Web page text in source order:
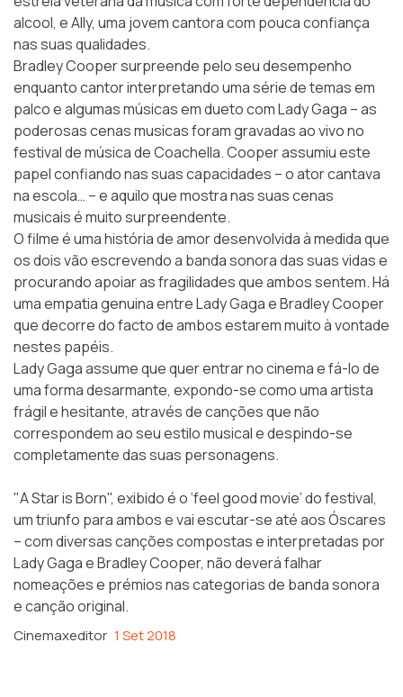
alcool, e Ally, uma jovem cantora com pouca confiança
nas suas qualidades.
Bradley Cooper surpreende pelo seu desempenho
enquanto cantor interpretando uma série de temas em
palco e algumas músicas em dueto com Lady Gaga – as
poderosas cenas musicas foram gravadas ao vivo no
festival de música de Coachella. Cooper assumiu este
papel confiando nas suas capacidades – o ator cantava
na escola… – e aquilo que mostra nas suas cenas
musicais é muito surpreendente.
O filme é uma história de amor desenvolvida à medida que
os dois vão escrevendo a banda sonora das suas vidas e
procurando apoiar as fragilidades que ambos sentem. Há
uma empatia genuina entre Lady Gaga e Bradley Cooper
que decorre do facto de ambos estarem muito à vontade
nestes papéis.
Lady Gaga assume que quer entrar no cinema e fá-lo de
uma forma desarmante, expondo-se como uma artista
frágil e hesitante, através de canções que não
correspondem ao seu estilo musical e despindo-se
completamente das suas personagens.
"A Star is Born", exibido é o ‘feel good movie’ do festival,
um triunfo para ambos e vai escutar-se até aos Óscares
– com diversas canções compostas e interpretadas por
Lady Gaga e Bradley Cooper, não deverá falhar
nomeações e prémios nas categorias de banda sonora
e canção original.
Cinemaxeditor 1 Set 2018